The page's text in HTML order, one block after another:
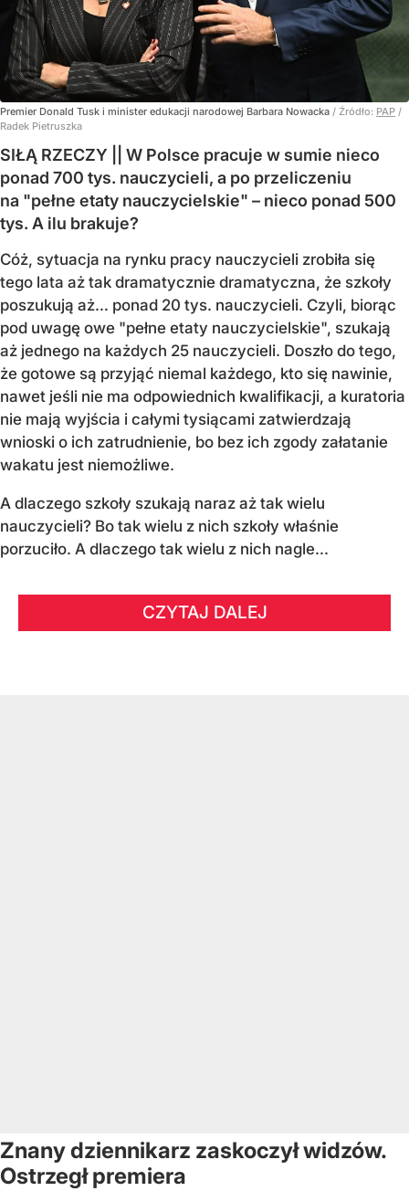
Premier Donald Tusk i minister edukacji narodowej Barbara Nowacka / Źródło: PAP /
Radek Pietruszka
SIŁĄ RZECZY || W Polsce pracuje w sumie nieco
ponad 700 tys. nauczycieli, a po przeliczeniu
na "pełne etaty nauczycielskie" – nieco ponad 500
tys. A ilu brakuje?
Cóż, sytuacja na rynku pracy nauczycieli zrobiła się
tego lata aż tak dramatycznie dramatyczna, że szkoły
poszukują aż… ponad 20 tys. nauczycieli. Czyli, biorąc
pod uwagę owe "pełne etaty nauczycielskie", szukają
aż jednego na każdych 25 nauczycieli. Doszło do tego,
że gotowe są przyjąć niemal każdego, kto się nawinie,
nawet jeśli nie ma odpowiednich kwalifikacji, a kuratoria
nie mają wyjścia i całymi tysiącami zatwierdzają
wnioski o ich zatrudnienie, bo bez ich zgody załatanie
wakatu jest niemożliwe.
A dlaczego szkoły szukają naraz aż tak wielu
nauczycieli? Bo tak wielu z nich szkoły właśnie
porzuciło. A dlaczego tak wielu z nich nagle...
CZYTAJ DALEJ
Znany dziennikarz zaskoczył widzów.
Ostrzegł premiera